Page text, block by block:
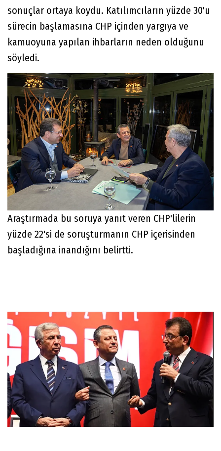
sonuçlar ortaya koydu. Katılımcıların yüzde 30'u
sürecin başlamasına CHP içinden yargıya ve
kamuoyuna yapılan ihbarların neden olduğunu
söyledi.
Araştırmada bu soruya yanıt veren CHP'lilerin
yüzde 22'si de soruşturmanın CHP içerisinden
başladığına inandığını belirtti.